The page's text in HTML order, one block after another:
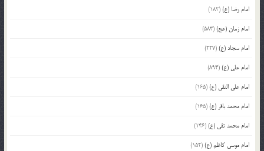
امام رضا (ع)(182)
امام زمان (عج)(583)
امام سجاد (ع)(227)
امام علی (ع)(894)
امام علی النقی (ع)(165)
امام محمد باقر (ع)(165)
امام محمد تقی (ع)(146)
امام موسی کاظم (ع)(152)